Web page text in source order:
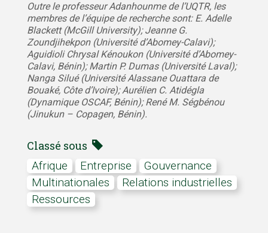
Outre le professeur Adanhounme de l’UQTR, les
membres de l’équipe de recherche sont: E. Adelle
Blackett (McGill University); Jeanne G.
Zoundjihekpon (Université d’Abomey-Calavi);
Aguidioli Chrysal Kénoukon (Université d’Abomey-
Calavi, Bénin); Martin P. Dumas (Université Laval);
Nanga Silué (Université Alassane Ouattara de
Bouaké, Côte d’Ivoire); Aurélien C. Atidégla
(Dynamique OSCAF, Bénin); René M. Ségbénou
(Jinukun – Copagen, Bénin).
Classé sous
afrique Entreprise
gouvernance
multinationales
relations industrielles
ressources